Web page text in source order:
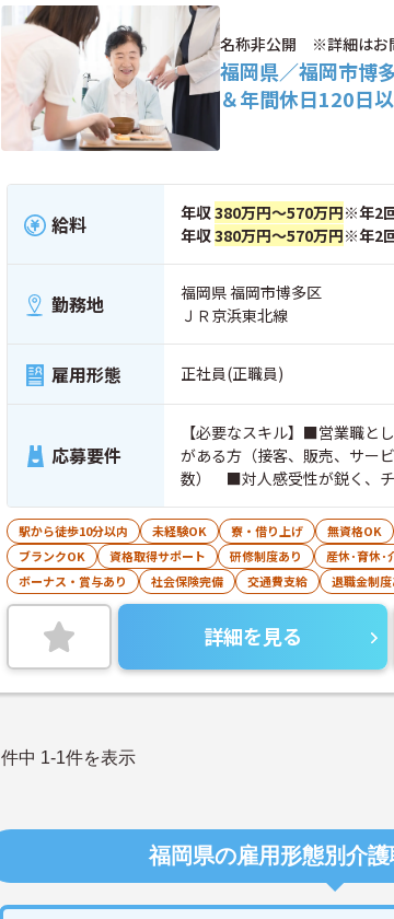
名称非公開 ※詳細はお
福岡県／福岡市博
＆年間休日120日
給料 年収380万円～570万円※年2
年収380万円～570万円※年2
勤務地
福岡県 福岡市博多区
ＪＲ京浜東北線
雇用形態 正社員(正職員)
応募要件
【必要なスキル】■営業職
がある方（接客、販売、サー
数） ■対人感受性が鋭く、チ
情熱的に働きかけられる方
く、自分で考え抜き、それを
れられる方■目的意識が高い方
駅から徒歩10分以内 未経験OK 寮・借り上げ 無資格OK
ブランクOK
資格取得サポート 研修制度あり 産休･育休･
ボーナス・賞与あり
社会保険完備 交通費支給 退職金制度
詳細を見る
件中 1-1件を表示
福岡県の雇用形態別介